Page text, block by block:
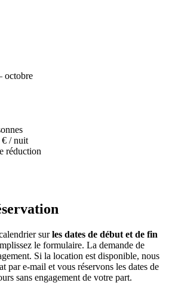
octobre
€ / nuit
réduction
surles dates de début et de fin
le formulaire. La demande de
Si la location est disponible, nous
par e-mail et vous réservons les dates de
sans engagement de votre part.